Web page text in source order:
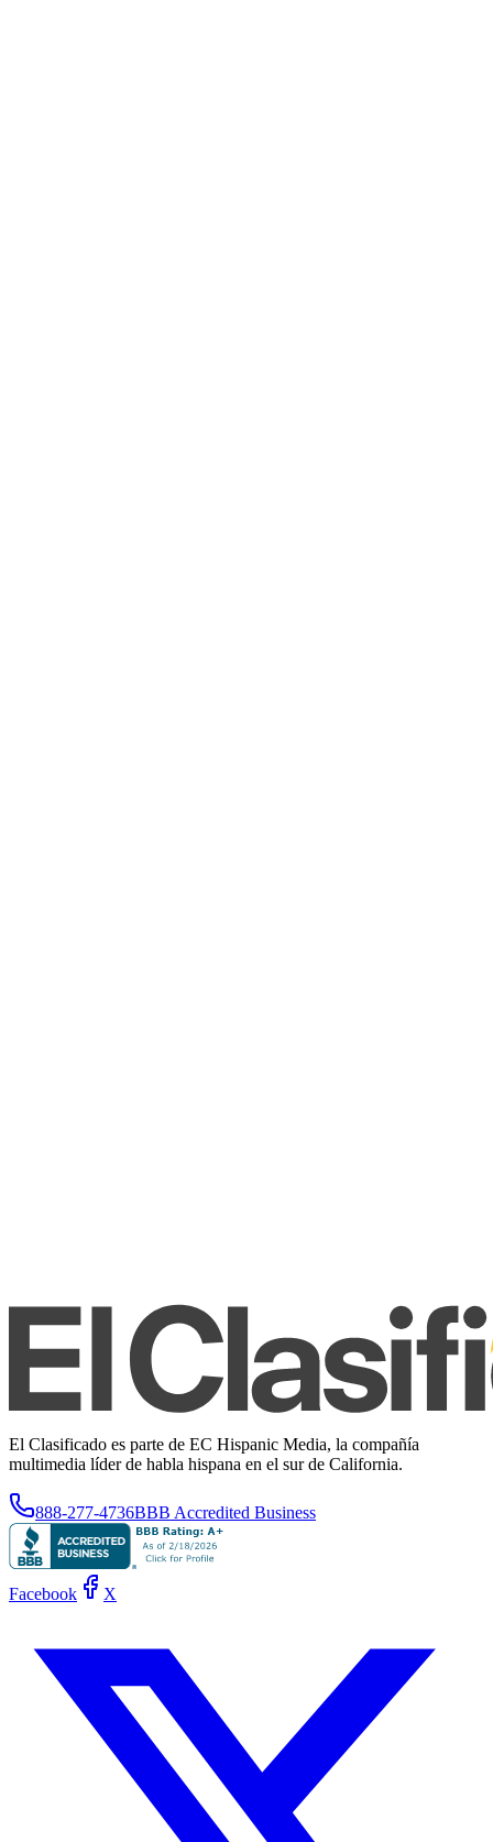
El Clasificado es parte de EC Hispanic Media, la compañía
multimedia líder de habla hispana en el sur de California.
888-277-4736BBB Accredited Business
Facebook X